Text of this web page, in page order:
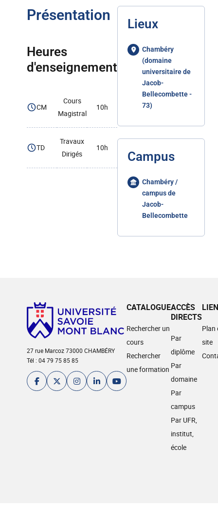
Présentation
Heures
d'enseignement
CM
Cours
Magistral
10h
TD
Travaux
Dirigés
10h
Lieux
Chambéry
(domaine
universitaire de
Jacob-
Bellecombette -
73)
Campus
Chambéry /
campus de
Jacob-
Bellecombette
27 rue Marcoz 73000 CHAMBÉRY
Tél : 04 79 75 85 85
CATALOGUE
Rechercher un
cours
Rechercher
une formation
ACCÈS
DIRECTS
Par
diplôme
Par
domaine
Par
campus
Par UFR,
institut,
école
Plan
site